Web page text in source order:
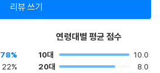
리뷰 쓰기
78%
22%
연령대별 평균 점수
10대
10.0
20대
8.0